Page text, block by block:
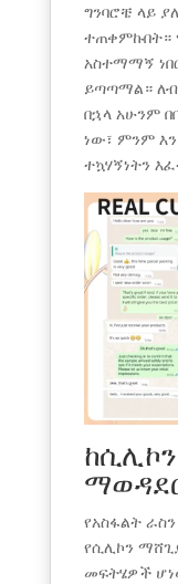
ግንባሮቼ ላይ
ተጠቀምኩበት።
አስተማማኝ
ይጣጣማል።
በኋላ አሁንም
ነው፣ ምንም
ተኳሃኝነትን
የአስፋልት
የሲሊኮን
መፍትሄዎች